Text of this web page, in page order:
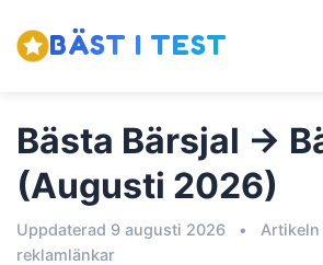
BÄST I TEST
Bästa Bärsjal →
(Augusti 2026)
Uppdaterad 9 augusti 2026 •
reklamlänkar